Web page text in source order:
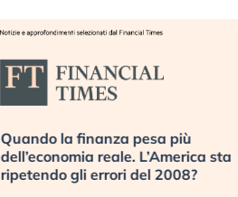
Quando la finanza pesa più
dell’economia reale. L’America sta
ripetendo gli errori del 2008?